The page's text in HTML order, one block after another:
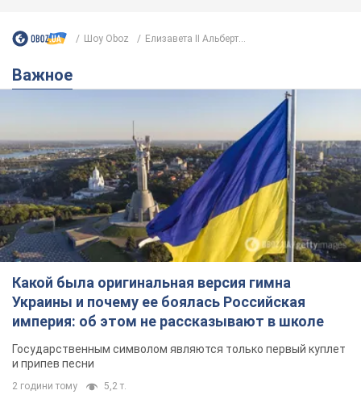
Какой была оригинальная версия гимна
Украины и почему ее боялась Российская
империя: об этом не рассказывают в школе
Государственным символом являются только первый куплет
и припев песни
2 години тому 5,2 т.
Александру Пономареву – 53: что
известно о трех детях секс-
символа 90-х и как они выглядят
забывал о личном счастье